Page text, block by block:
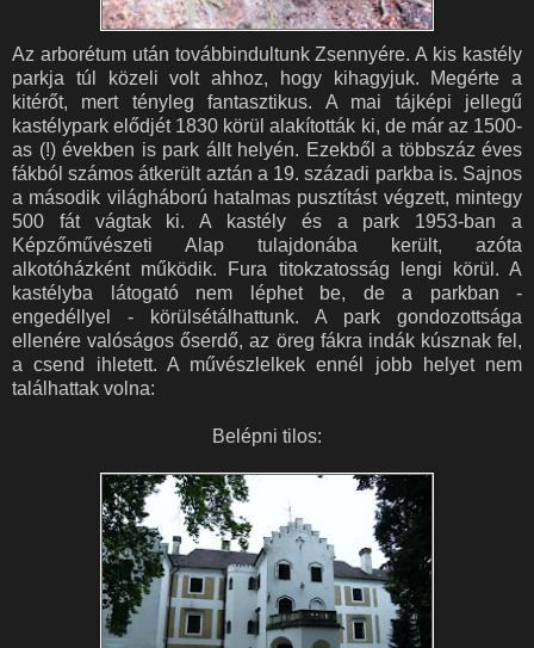
Az arborétum után továbbindultunk Zsennyére. A kis kastély
parkja túl közeli volt ahhoz, hogy kihagyjuk. Megérte a
kitérőt, mert tényleg fantasztikus. A mai tájképi jellegű
kastélypark elődjét 1830 körül alakították ki, de már az 1500-
as (!) években is park állt helyén. Ezekből a többszáz éves
fákból számos átkerült aztán a 19. századi parkba is. Sajnos
a második világháború hatalmas pusztítást végzett, mintegy
500 fát vágtak ki. A kastély és a park 1953-ban a
Képzőművészeti Alap tulajdonába került, azóta
alkotóházként működik. Fura titokzatosság lengi körül. A
kastélyba látogató nem léphet be, de a parkban -
engedéllyel - körülsétálhattunk. A park gondozottsága
ellenére valóságos őserdő, az öreg fákra indák kúsznak fel,
a csend ihletett. A művészlelkek ennél jobb helyet nem
találhattak volna:
Belépni tilos: